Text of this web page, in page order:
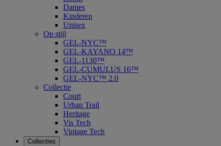
Dames
Kinderen
Unisex
Op stijl
GEL-NYC™
GEL-KAYANO 14™
GEL-1130™
GEL-CUMULUS 16™
GEL-NYC™ 2.0
Collectie
Court
Urban Trail
Heritage
Vis Tech
Vintage Tech
Collecties